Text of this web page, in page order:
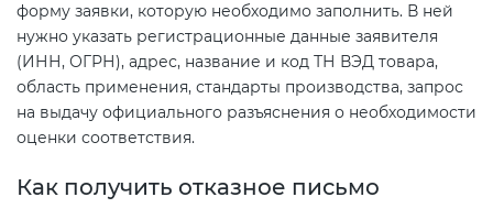
форму заявки, которую необходимо заполнить. В ней
нужно указать регистрационные данные заявителя
(ИНН, ОГРН), адрес, название и код ТН ВЭД товара,
область применения, стандарты производства, запрос
на выдачу официального разъяснения о необходимости
оценки соответствия.
Как получить отказное письмо